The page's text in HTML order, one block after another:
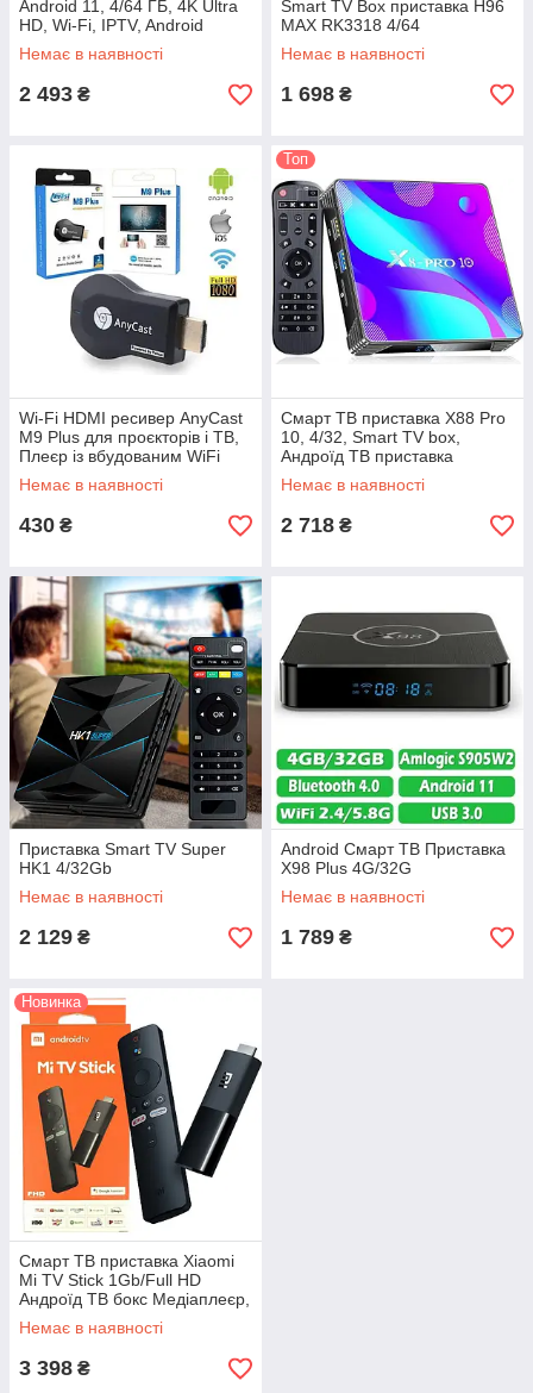
Android 11, 4/64 ГБ, 4K Ultra
HD, Wi-Fi, IPTV, Android
Смарт приставка
Немає в наявності
2 493 ₴
Smart TV Box приставка H96
MAX RK3318 4/64
Немає в наявності
1 698 ₴
Wi-Fi HDMI ресивер AnyCast
M9 Plus для проєкторів і ТВ,
Плеєр із вбудованим WiFi
модулем для iOS/And
Немає в наявності
430 ₴
Топ
Смарт ТВ приставка X88 Pro
10, 4/32, Smart TV box,
Андроїд ТВ приставка
Немає в наявності
2 718 ₴
Приставка Smart TV Super
HK1 4/32Gb
Немає в наявності
2 129 ₴
Android Смарт ТВ Приставка
X98 Plus 4G/32G
Немає в наявності
1 789 ₴
Новинка
Смарт ТВ приставка Xiaomi
Mi TV Stick 1Gb/Full HD
Андроїд ТВ бокс Медіаплеєр,
чорний
Немає в наявності
3 398 ₴